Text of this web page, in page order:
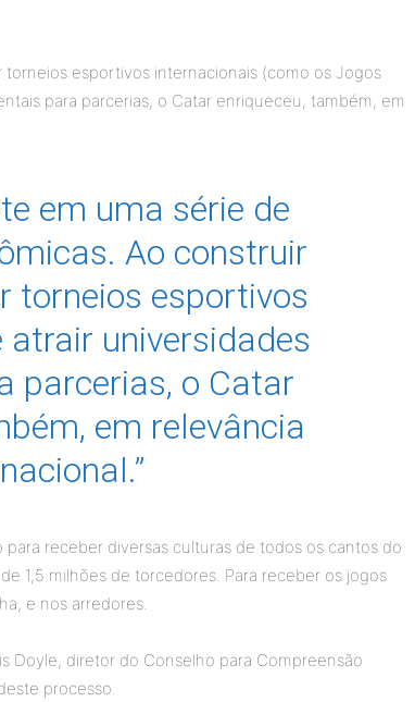
torneios esportivos internacionais (como os Jogos
para parcerias, o Catar enriqueceu, também, em
em uma série de
Ao construir
torneios esportivos
atrair universidades
parcerias, o Catar
em relevância
receber diversas culturas de todos os cantos do
1,5 milhões de torcedores. Para receber os jogos
e nos arredores.
Doyle, diretor do Conselho para Compreensão
processo.